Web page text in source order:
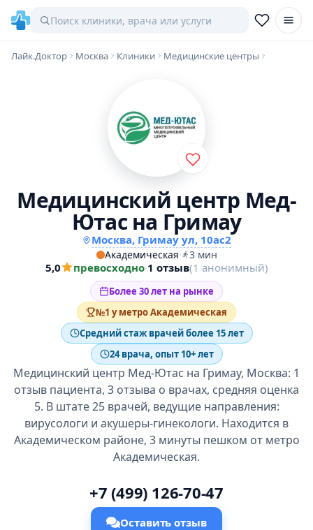
Лайк.Доктор Москва Клиники Медицинские центры
Медицинский центр Мед-
Ютас на Гримау
Москва, Гримау ул, 10ас2
Академическая· 3 мин
5,0 превосходно·1 отзыв(1 анонимный)
Более 30 лет на рынке
№1 у метро Академическая
Средний стаж врачей более 15 лет
24 врача, опыт 10+ лет
Медицинский центр Мед-Ютас на Гримау, Москва: 1
отзыв пациента, 3 отзыва о врачах, средняя оценка
5. В штате 25 врачей, ведущие направления:
вирусологи и акушеры-гинекологи. Находится в
Академическом районе, 3 минуты пешком от метро
Академическая.
+7 (499) 126-70-47
Оставить отзыв